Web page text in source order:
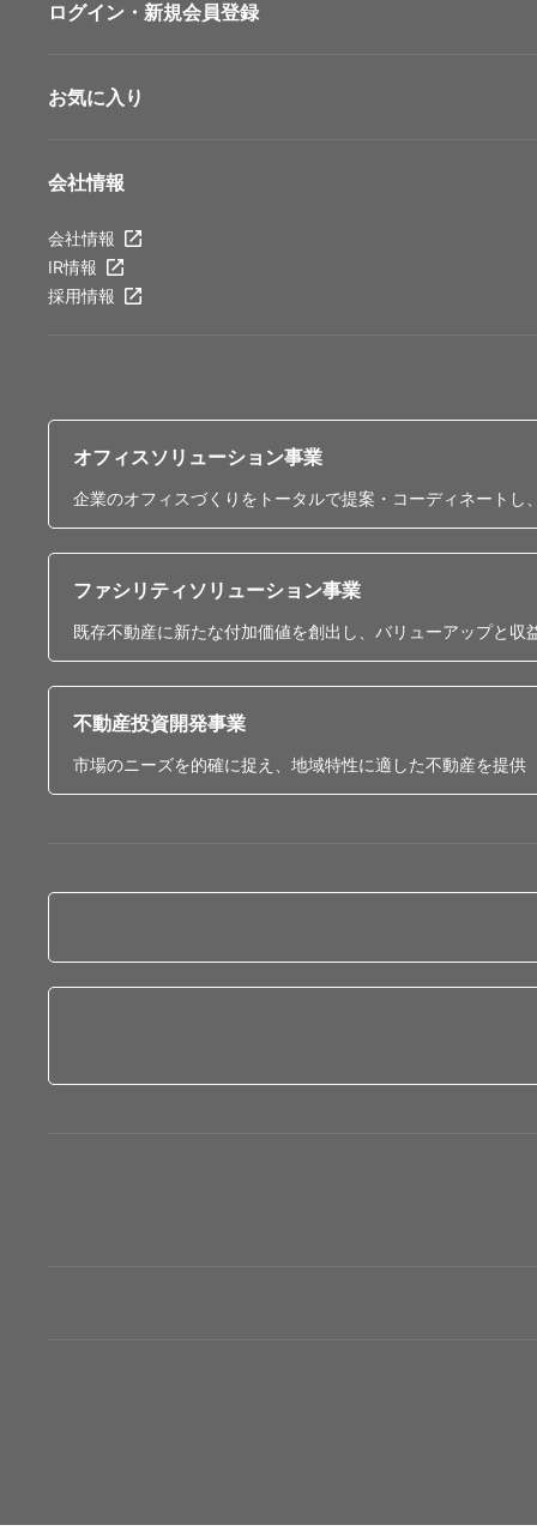
ログイン・新規会員登録
お気に入り
会社情報
会社情報
IR情報
採用情報
オフィスソリューション事業
企業のオフィスづくりをトータルで提案・コーディネート
ファシリティソリューション事業
既存不動産に新たな付加価値を創出し、バリューアップと収
不動産投資開発事業
市場のニーズを的確に捉え、地域特性に適した不動産を提供